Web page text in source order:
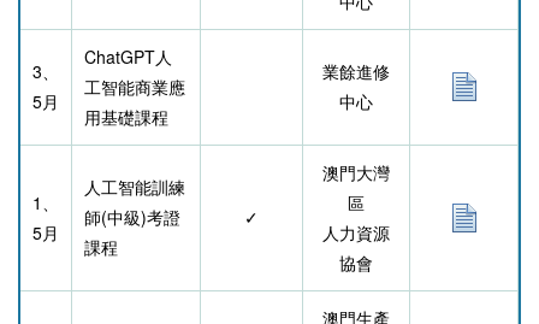
3、
5月
ChatGPT人
工智能商業應
用基礎課程
業餘進修
中心
1、
5月
人工智能訓練
師(中級)考證
課程
✓
澳門大灣
區
人力資源
協會
澳門生產